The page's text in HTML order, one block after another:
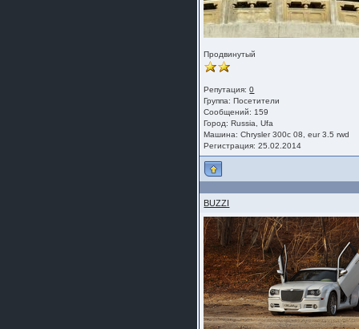
Продвинутый
Репутация:0
Группа:Посетители
Сообщений: 159
Город: Russia, Ufa
Машина: Chrysler 300c 08, eur 3.5 rwd
Регистрация: 25.02.2014
BUZZI